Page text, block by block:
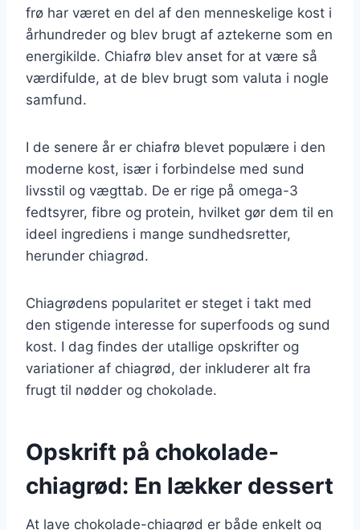
frø har været en del af den menneskelige kost i
århundreder og blev brugt af aztekerne som en
energikilde. Chiafrø blev anset for at være så
værdifulde, at de blev brugt som valuta i nogle
samfund.
I de senere år er chiafrø blevet populære i den
moderne kost, især i forbindelse med sund
livsstil og vægttab. De er rige på omega-3
fedtsyrer, fibre og protein, hvilket gør dem til en
ideel ingrediens i mange sundhedsretter,
herunder chiagrød.
Chiagrødens popularitet er steget i takt med
den stigende interesse for superfoods og sund
kost. I dag findes der utallige opskrifter og
variationer af chiagrød, der inkluderer alt fra
frugt til nødder og chokolade.
Opskrift på chokolade-
chiagrød: En lækker dessert
At lave chokolade-chiagrød er både enkelt og